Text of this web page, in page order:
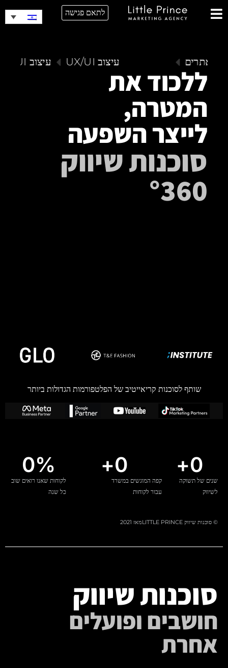
לתאם פגישה
עיצוב UX/UI עיצוב UX/UI עיצוב אתרים
ללכוד את
המטרה,
לייצר השפעה
סוכנות שיווק
°360
שותף לסוכנות קריאייטיב של הפלטפורמות הגדולות ביותר
שנים של תשוקה
לשיווק
0
+
קפה המוגשים במשרד
עבור לקוחות
0
+
לקוחות שאנו רואים שוב
כל שנה
%
0
© סוכנות שיווק LITTLE PRINCE מאז 2021
סוכנות שיווק
חושבים ופועלים
אחרת